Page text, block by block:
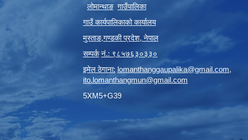
लोमान्थाङ गाउँपालिका
गाउँ कार्यपालिकाको कार्यालय
मुस्ताङ,गण्डकी प्रदेश,नेपाल
सम्पर्क नं.: ९८५७६३०३३०
इमेल ठेगाना: lomanthanggaupalika@gmail.com,
ito.lomanthangmun@gmail.com
5XM5+G39